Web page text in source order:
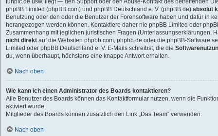
funpic.de usw. liegt — den Support oder den Abuse-Kontakt des betreffenden
phpBB Limited (phpBB.com) und phpBB Deutschland e. V. (phpBB.de) absolut
Benutzung oder den oder die Benutzer der Forensoftware haben und dafür in
herangezogen werden können. Kontaktiere daher nie phpBB Limited oder
Zusammenhang mit jeglichen juristischen Fragen (Unterlassungserklärungen,
nicht direkt auf die Websiten phpbb.com, phpbb.de oder die phpBB-Software
Limited oder phpBB Deutschland e. V. E-Mails schreibst, die die
du, wenn überhaupt, höchstens eine knappe Antwort erhalten.
Nach oben
Wie kann ich einen Administrator des Boards kontaktieren?
Alle Benutzer des Boards können das Kontaktformular nutzen, wenn die
aktiviert wurde.
Mitglieder des Boards können zusätzlich den Link „Das Team“ verwenden.
Nach oben